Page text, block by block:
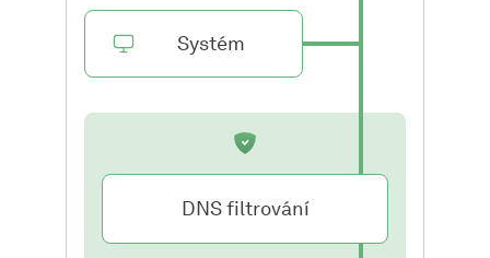
Systém
DNS filtrování